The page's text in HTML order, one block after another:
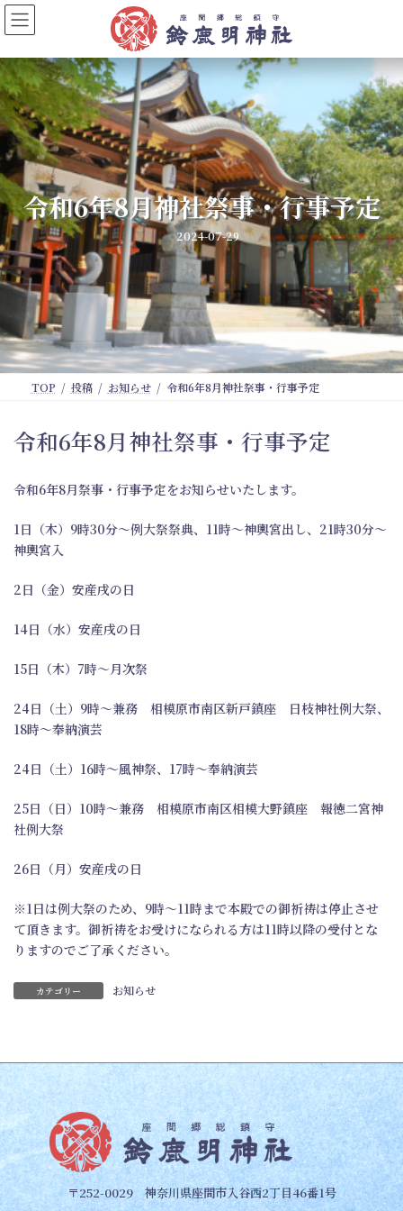
コ
ン
ン
ツ
へ
ス
キ
ッ
プ
ナ
ビ
ー
シ
ョ
ン
に
移
動
令和6年8月神社祭事・行事予定
2024-07-29
TOP 投稿 お知らせ 令和6年8月神社祭事・行事予定
令和6年8月神社祭事・行事予定
令和6年8月祭事・行事予定をお知らせいたします。
1日（木）9時30分～例大祭祭典、11時～神輿宮出し、21時30分～
神輿宮入
2日（金）安産戌の日
14日（水）安産戌の日
15日（木）7時～月次祭
24日（土）9時～兼務 相模原市南区新戸鎮座 日枝神社例大祭、
18時～奉納演芸
24日（土）16時～風神祭、17時～奉納演芸
25日（日）10時～兼務 相模原市南区相模大野鎮座 報徳二宮神
社例大祭
26日（月）安産戌の日
※1日は例大祭のため、9時～11時まで本殿での御祈祷は停止させ
て頂きます。御祈祷をお受けになられる方は11時以降の受付とな
りますのでご了承ください。
カテゴリー お知らせ
〒252-0029 神奈川県座間市入谷西2丁目46番1号